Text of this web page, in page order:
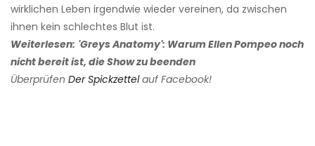
wirklichen Leben irgendwie wieder vereinen, da zwischen
ihnen kein schlechtes Blut ist.
Weiterlesen: 'Greys Anatomy': Warum Ellen Pompeo noch
nicht bereit ist, die Show zu beenden
Überprüfen Der Spickzettel auf Facebook!